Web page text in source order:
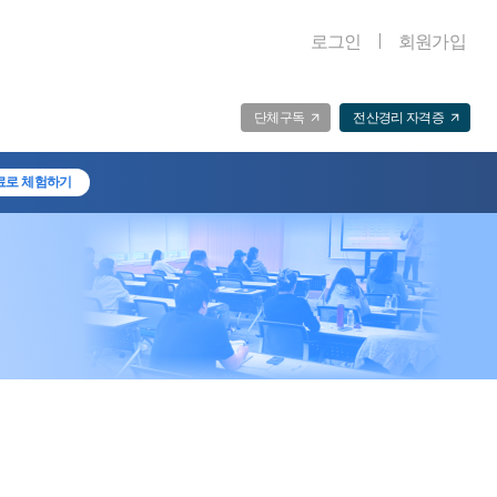
로그인 회원가입
단체구독 전산경리 자격증
로 체험하기